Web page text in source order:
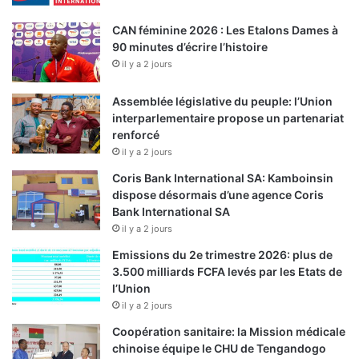
CAN féminine 2026 : Les Etalons Dames à
90 minutes d’écrire l’histoire
il y a 2 jours
Assemblée législative du peuple: l’Union
interparlementaire propose un partenariat
renforcé
il y a 2 jours
Coris Bank International SA: Kamboinsin
dispose désormais d’une agence Coris
Bank International SA
il y a 2 jours
Emissions du 2e trimestre 2026: plus de
3.500 milliards FCFA levés par les Etats de
l’Union
il y a 2 jours
Coopération sanitaire: la Mission médicale
chinoise équipe le CHU de Tengandogo